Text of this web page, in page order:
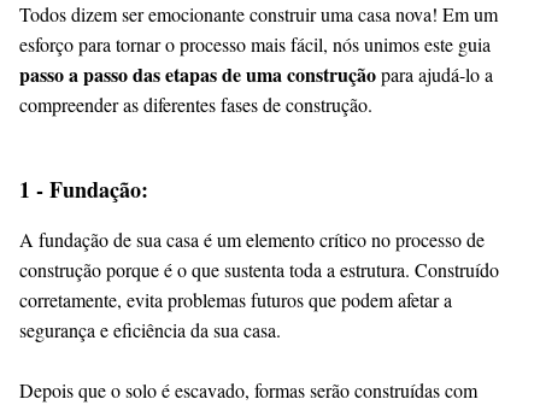
Todos dizem ser emocionante construir uma casa nova! Em um
esforço para tornar o processo mais fácil, nós unimos este guia
passo a passo das etapas de uma construçãopara ajudá-lo a
compreender as diferentes fases de construção.
1 - Fundação:
A fundação de sua casa é um elemento crítico no processo de
construção porque é o que sustenta toda a estrutura. Construído
corretamente, evita problemas futuros que podem afetar a
segurança e eficiência da sua casa.
Depois que o solo é escavado, formas serão construídas com